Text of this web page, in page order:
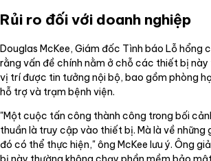
Rủi ro đối với doanh nghiệp
Douglas McKee, Giám đốc Tình báo Lỗ hổng
rằng vấn đề chính nằm ở chỗ các thiết bị này
vị trí được tin tưởng nội bộ, bao gồm phòng
hỗ trợ và trạm bệnh viện.
"Một cuộc tấn công thành công trong bối
thuần là truy cập vào thiết bị. Mà là về những
đó có thể thực hiện," ông McKee lưu ý. Ông